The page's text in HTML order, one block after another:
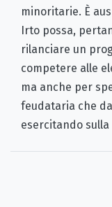
minoritarie. È
Irto possa,
rilanciare un
competere alle
ma anche per
feudataria che
esercitando sulla